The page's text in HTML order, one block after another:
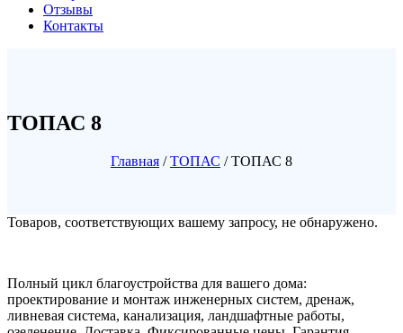
Отзывы
Контакты
ТОПАС 8
Главная /ТОПАС / ТОПАС 8
Товаров, соответствующих вашему запросу, не обнаружено.
Полный цикл благоустройства для вашего дома:
проектирование и монтаж инженерных систем, дренаж,
ливневая система, канализация, ландшафтные работы,